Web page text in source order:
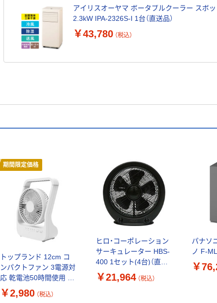
アイリスオーヤマ ポータブルクーラー スポ
2.3kW IPA-2326S-I 1台（直送品）
￥43,780 （税込）
期間限定価格
トップランド 12cm コ
ンパクトファン 3電源対
応 乾電池50時間使用 ホ
ワイト YT-DF39 WT 1
台
￥2,980 （税込）
ヒロ・コーポレーション
サーキュレーター HBS-
400 1セット(4台)（直送
品）
￥21,964 （税込）
パナソ
ノ F-
￥